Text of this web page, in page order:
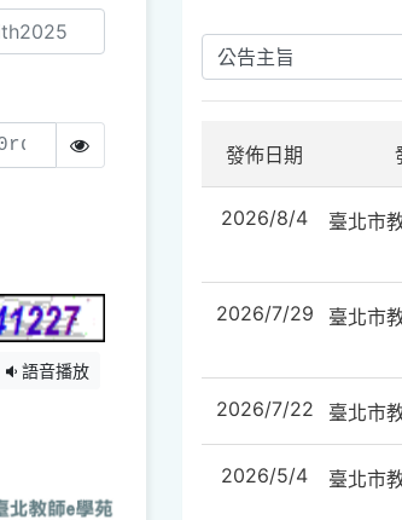
語音播放
發佈日期
2026/8/4 臺北市
2026/7/29 臺北市
2026/7/22 臺北市
2026/5/4 臺北市